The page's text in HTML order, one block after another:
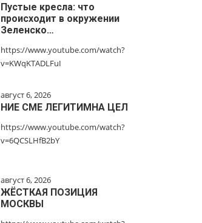
Пустые кресла: что
происходит в окружении
Зеленско…
https://www.youtube.com/watch?
v=KWqKTADLFuI
август 6, 2026
НИЕ СМЕ ЛЕГИТИМНА ЦЕЛ
https://www.youtube.com/watch?
v=6QCSLHfB2bY
август 6, 2026
ЖЁСТКАЯ ПОЗИЦИЯ
МОСКВЫ